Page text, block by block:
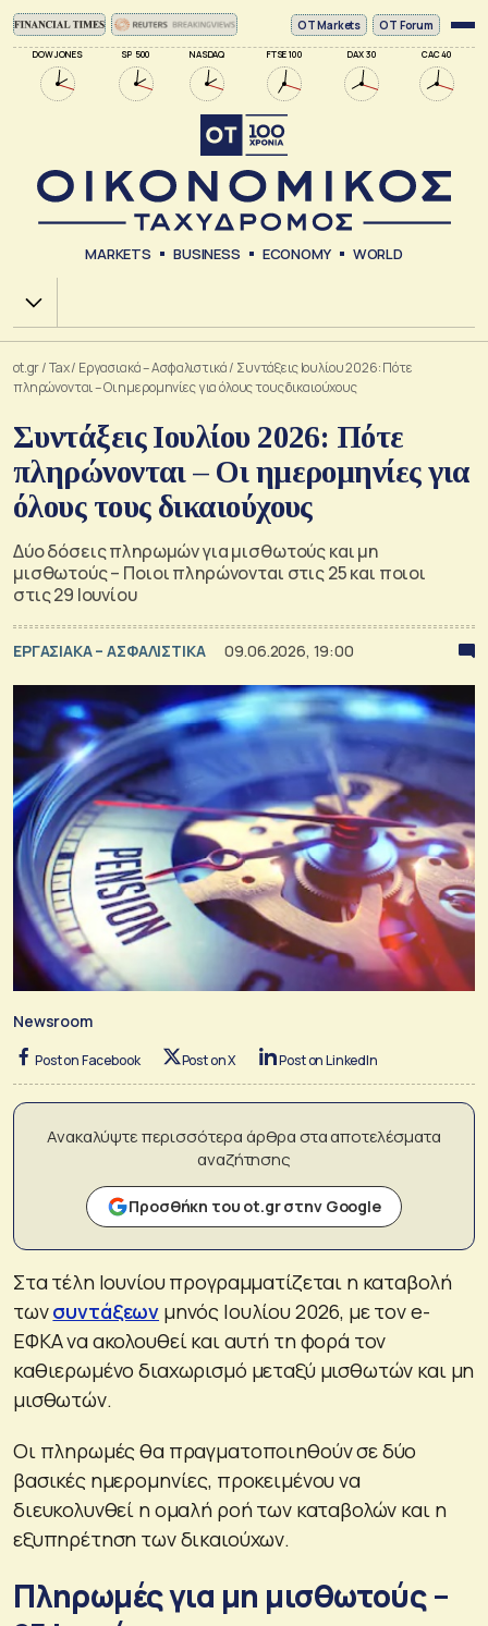
DOW JONES SP 500 NASDAQ FTSE 100 DAX 30 CAC 40
ΟΤ Markets OT Forum
MARKETS BUSINESS ECONOMY WORLD
Χ.Α.
ot.gr/Tax/ Εργασιακά – Ασφαλιστικά/ Συντάξεις Ιουλίου 2026: Πότε
πληρώνονται – Οι ημερομηνίες για όλους τους δικαιούχους
Συντάξεις Ιουλίου 2026: Πότε
πληρώνονται – Οι ημερομηνίες για
όλους τους δικαιούχους
Δύο δόσεις πληρωμών για μισθωτούς και μη
μισθωτούς – Ποιοι πληρώνονται στις 25 και ποιοι
στις 29 Ιουνίου
ΕΡΓΑΣΙΑΚΑ – ΑΣΦΑΛΙΣΤΙΚΑ 09.06.2026, 19:00
Newsroom
Post on Facebook Post on X Post on LinkedIn
Ανακαλύψτε περισσότερα άρθρα στα αποτελέσματα
αναζήτησης
Προσθήκη του ot.gr στην Google
Στα τέλη Ιουνίου προγραμματίζεται η καταβολή
τωνσυντάξεων μηνός Ιουλίου 2026, με τον e-
ΕΦΚΑ να ακολουθεί και αυτή τη φορά τον
καθιερωμένο διαχωρισμό μεταξύ μισθωτών και μη
μισθωτών.
Οι πληρωμές θα πραγματοποιηθούν σε δύο
βασικές ημερομηνίες, προκειμένου να
διευκολυνθεί η ομαλή ροή των καταβολών και η
εξυπηρέτηση των δικαιούχων.
Πληρωμές για μη μισθωτούς –